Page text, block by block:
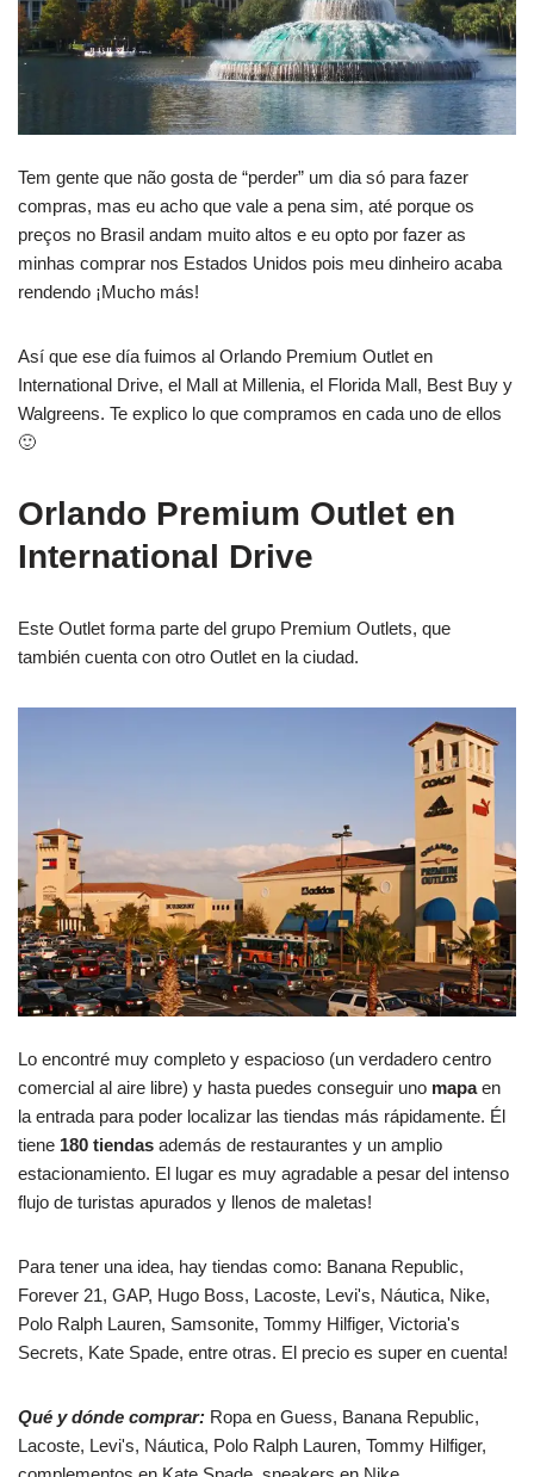
Tem gente que não gosta de “perder” um dia só para fazer
compras, mas eu acho que vale a pena sim, até porque os
preços no Brasil andam muito altos e eu opto por fazer as
minhas comprar nos Estados Unidos pois meu dinheiro acaba
rendendo ¡Mucho más!
Así que ese día fuimos al Orlando Premium Outlet en
International Drive, el Mall at Millenia, el Florida Mall, Best Buy y
Walgreens. Te explico lo que compramos en cada uno de ellos
🙂
Orlando Premium Outlet en
International Drive
Este Outlet forma parte del grupo Premium Outlets, que
también cuenta con otro Outlet en la ciudad.
Lo encontré muy completo y espacioso (un verdadero centro
comercial al aire libre) y hasta puedes conseguir uno mapaen
la entrada para poder localizar las tiendas más rápidamente. Él
tiene 180 tiendas además de restaurantes y un amplio
estacionamiento. El lugar es muy agradable a pesar del intenso
flujo de turistas apurados y llenos de maletas!
Para tener una idea, hay tiendas como: Banana Republic,
Forever 21, GAP, Hugo Boss, Lacoste, Levi's, Náutica, Nike,
Polo Ralph Lauren, Samsonite, Tommy Hilfiger, Victoria's
Secrets, Kate Spade, entre otras. El precio es super en cuenta!
Qué y dónde comprar: Ropa en Guess, Banana Republic,
Lacoste, Levi's, Náutica, Polo Ralph Lauren, Tommy Hilfiger,